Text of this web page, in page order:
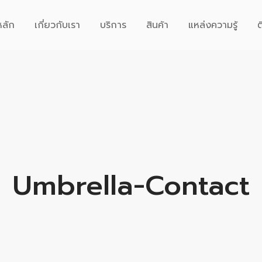
ลัก เกี่ยวกับเรา บริการ สินค้า แหล่งความรู้
Umbrella-Contact